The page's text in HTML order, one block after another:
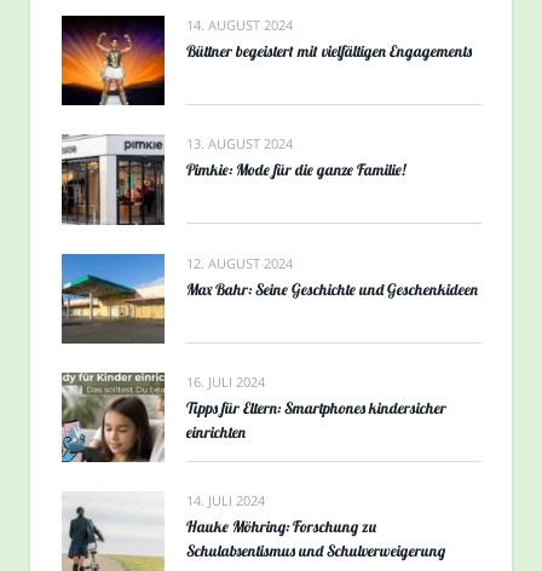
14. AUGUST 2024
Büttner begeistert mit vielfältigen Engagements
13. AUGUST 2024
Pimkie: Mode für die ganze Familie!
12. AUGUST 2024
Max Bahr: Seine Geschichte und Geschenkideen
16. JULI 2024
Tipps für Eltern: Smartphones kindersicher
einrichten
14. JULI 2024
Hauke Möhring: Forschung zu
Schulabsentismus und Schulverweigerung